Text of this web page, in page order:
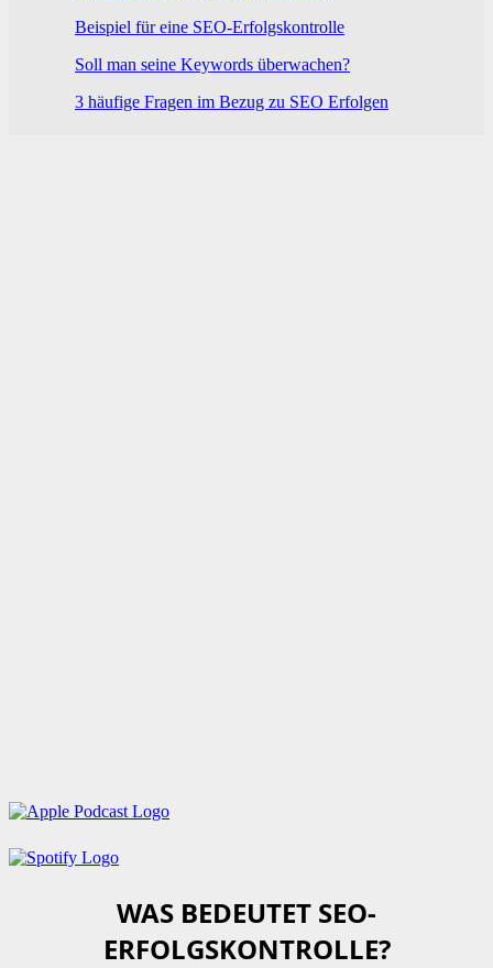
Beispiel für eine SEO-Erfolgskontrolle
Soll man seine Keywords überwachen?
3 häufige Fragen im Bezug zu SEO Erfolgen
WAS BEDEUTET SEO-
ERFOLGSKONTROLLE?